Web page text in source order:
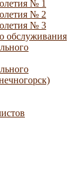
№ 1
№ 2
№ 3
обслуживания